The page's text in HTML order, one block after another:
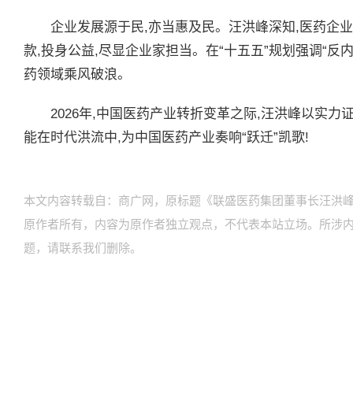
企业发展源于民,亦当惠及民。汪洪峰深知,医药企
款,投身公益,尽显企业家担当。在“十五五”规划强调“反
药领域乘风破浪。
2026年,中国医药产业转折变革之际,汪洪峰以实力
能在时代洪流中,为中国医药产业奏响“跃迁”凯歌!
本文内容转载自：商广网，原标题《联盛医药集团董事长汪洪
原作者所有，内容为原作者独立观点，不代表本站立场。所涉
题，请联系我们删除。